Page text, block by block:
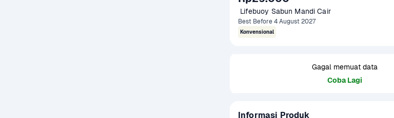
Lifebuoy Sabun Mandi Cair
Best Before 4 August 2027
Konvensional
Gagal memuat data
Coba Lagi
Informasi Produk